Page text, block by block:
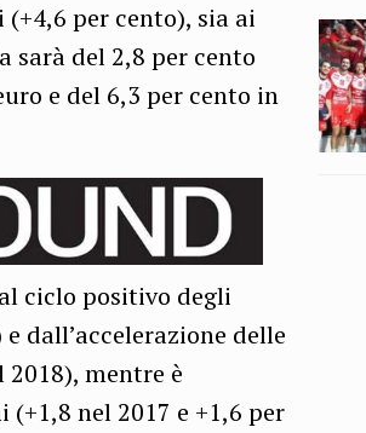
per cento), sia ai
sarà del 2,8 per cento
e del 6,3 per cento in
ciclo positivo degli
dall’accelerazione delle
2018), mentre è
nel 2017 e +1,6 per